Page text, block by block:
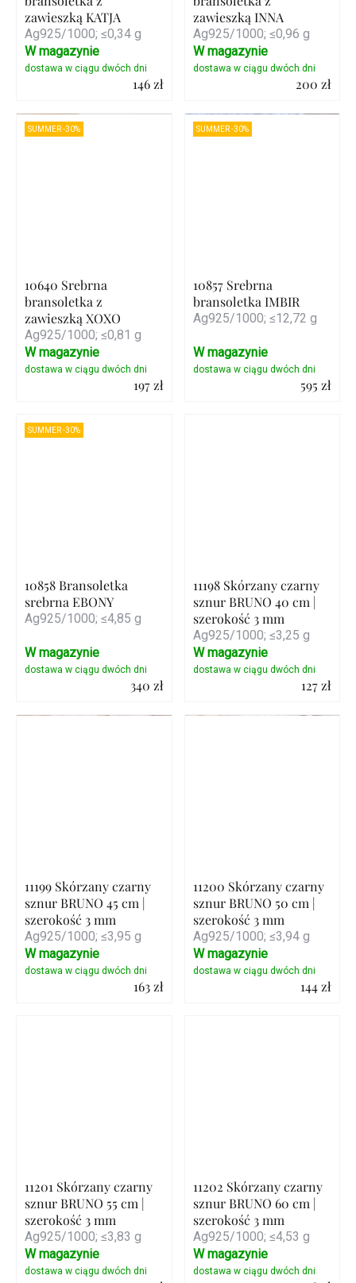
zawieszką KATJA
Ag925/1000; ≤0,34 g
146 zł
Szczegóły
W magazynie
zawieszką INNA
Ag925/1000; ≤0,96 g
200 zł
Szczegóły
W magazynie
SUMMER -30%
10640 Srebrna
bransoletka z
zawieszką XOXO
Ag925/1000; ≤0,81 g
197 zł
W magazynie
SUMMER -30%
10857 Srebrna
bransoletka IMBIR
Ag925/1000; ≤12,72 g
595 zł
W magazynie
SUMMER -30%
10858 Bransoletka
srebrna EBONY
Ag925/1000; ≤4,85 g
340 zł
Szczegóły
W magazynie
11198 Skórzany czarny
sznur BRUNO 40 cm |
szerokość 3 mm
Ag925/1000; ≤3,25 g
127 zł
Szczegóły
W magazynie
11199 Skórzany czarny
sznur BRUNO 45 cm |
szerokość 3 mm
Ag925/1000; ≤3,95 g
163 zł
W magazynie
11200 Skórzany czarny
sznur BRUNO 50 cm |
szerokość 3 mm
Ag925/1000; ≤3,94 g
144 zł
W magazynie
11201 Skórzany czarny
sznur BRUNO 55 cm |
szerokość 3 mm
Ag925/1000; ≤3,83 g
W magazynie
11202 Skórzany czarny
sznur BRUNO 60 cm |
szerokość 3 mm
Ag925/1000; ≤4,53 g
W magazynie